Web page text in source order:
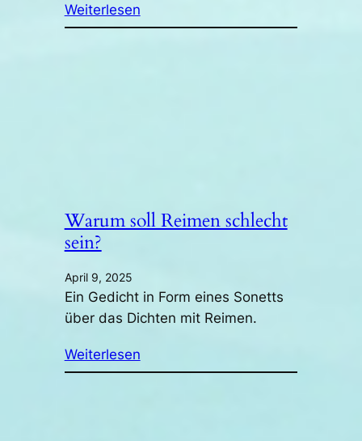
Weiterlesen
Warum soll Reimen schlecht
sein?
April 9, 2025
Ein Gedicht in Form eines Sonetts
über das Dichten mit Reimen.
Weiterlesen